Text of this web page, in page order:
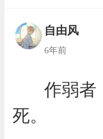
自由风
6年前
作弱者
死。